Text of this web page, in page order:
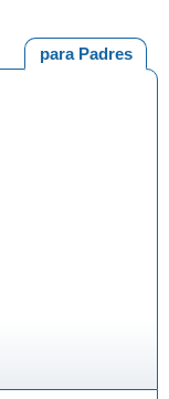
para Padres